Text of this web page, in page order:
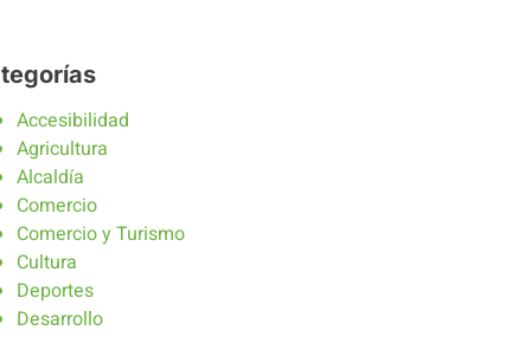
Accesibilidad
Agricultura
Alcaldía
Comercio
Comercio y Turismo
Cultura
Deportes
Desarrollo